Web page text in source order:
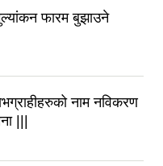
फारम बुझाउने
नाम नविकरण
|||